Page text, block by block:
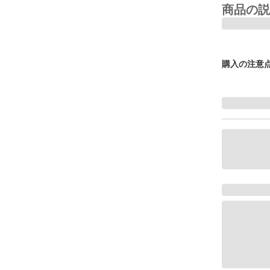
商品の
購入の注意